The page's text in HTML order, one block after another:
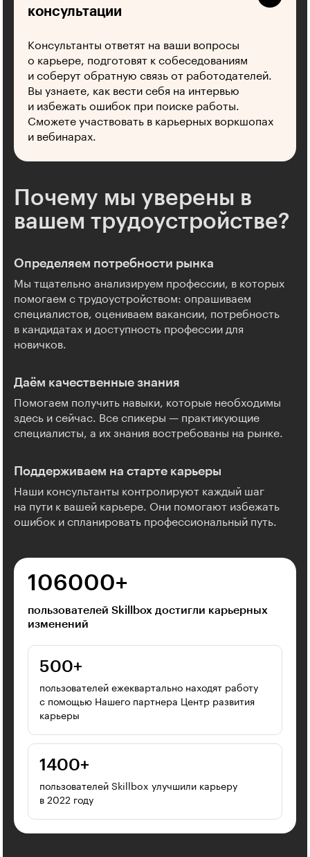
консультации
Консультанты ответят на ваши вопросы
о карьере, подготовят к собеседованиям
и соберут обратную связь от работодателей.
Вы узнаете, как вести себя на интервью
и избежать ошибок при поиске работы.
Сможете участвовать в карьерных воркшопах
и вебинарах.
Почему мы уверены в
вашем трудоустройстве?
Определяем потребности рынка
Мы тщательно анализируем профессии, в которых
помогаем с трудоустройством: опрашиваем
специалистов, оцениваем вакансии, потребность
в кандидатах и доступность профессии для
новичков.
Даём качественные знания
Помогаем получить навыки, которые необходимы
здесь и сейчас. Все спикеры — практикующие
специалисты, а их знания востребованы на рынке.
Поддерживаем на старте карьеры
Наши консультанты контролируют каждый шаг
на пути к вашей карьере. Они помогают избежать
ошибок и спланировать профессиональный путь.
106000⁠+
пользователей Skillbox достигли карьерных
изменений
500⁠+
пользователей ежеквартально находят работу
с помощью Нашего партнера Центр развития
карьеры
1400⁠+
пользователей Skillbox улучшили карьеру
в 2022 году